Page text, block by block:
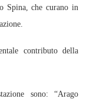
Spina, che curano in
contributo della
sono: “Arago